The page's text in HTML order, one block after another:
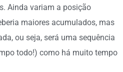
Ainda variam a posição
maiores acumulados, mas
ou seja, será uma sequência
todo!) como há muito tempo